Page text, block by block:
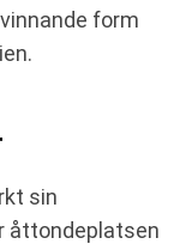
form
sin
åttondeplatsen